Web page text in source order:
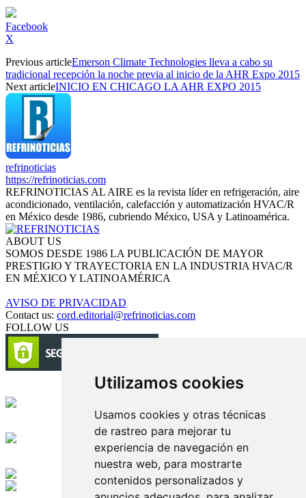
Utilizamos cookies
Usamos cookies y otras técnicas
de rastreo para mejorar tu
experiencia de navegación en
nuestra web, para mostrarte
contenidos personalizados y
Facebook
X
Previous articleEmerson Climate Technologies lleva a cabo su
tradicional recepción la noche previa al inicio de la AHR Expo 2015
Next articleINICIO EN CHICAGO LA AHR EXPO 2015
refrinoticias
https://refrinoticias.com
REFRINOTICIAS AL AIRE es la revista líder en refrigeración, aire
acondicionado, ventilación, calefacción y automatización HVAC/R
en México desde 1986, cubriendo México, USA y Latinoamérica.
ABOUT US
SOMOS DESDE 1986 LA PUBLICACIÓN DE MAYOR
PRESTIGIO Y TRAYECTORIA EN LA INDUSTRIA HVAC/R
EN MÉXICO Y LATINOAMÉRICA
AVISO DE PRIVACIDAD
Contact us: cord.editorial@refrinoticias.com
FOLLOW US
Circulación certificada
Edición digital con tecnología